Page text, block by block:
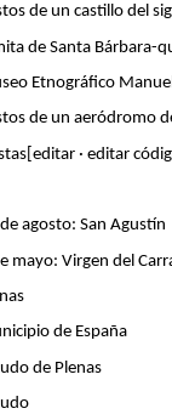
de un castillo del
de Santa Bárbara-
Etnográfico
de un aeródromo
· editar
agosto: San Agustín
mayo: Virgen del
de España
de Plenas